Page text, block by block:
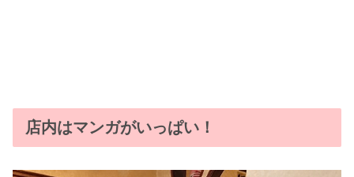
店内はマンガがいっぱい！